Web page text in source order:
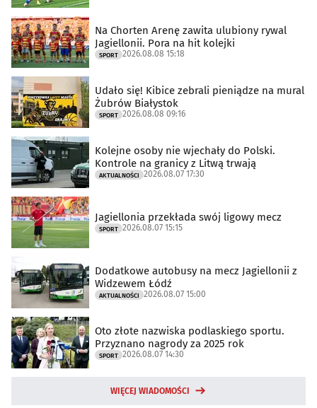
Na Chorten Arenę zawita ulubiony rywal
Jagiellonii. Pora na hit kolejki
SPORT 2026.08.08 15:18
Udało się! Kibice zebrali pieniądze na mural
Żubrów Białystok
SPORT 2026.08.08 09:16
Kolejne osoby nie wjechały do Polski.
Kontrole na granicy z Litwą trwają
AKTUALNOŚCI 2026.08.07 17:30
Jagiellonia przekłada swój ligowy mecz
SPORT 2026.08.07 15:15
Dodatkowe autobusy na mecz Jagiellonii z
Widzewem Łódź
AKTUALNOŚCI 2026.08.07 15:00
Oto złote nazwiska podlaskiego sportu.
Przyznano nagrody za 2025 rok
SPORT 2026.08.07 14:30
WIĘCEJ WIADOMOŚCI